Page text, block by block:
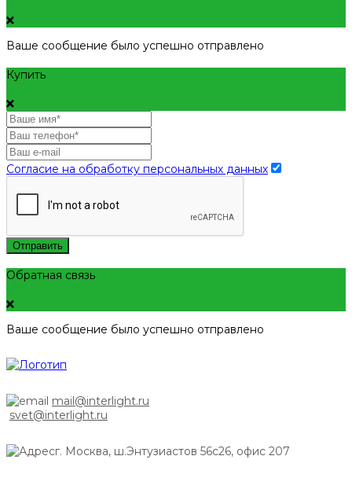
Ваше сообщение было успешно отправлено
Купить
Согласие на обработку персональных данных
Отправить
Обратная связь
Ваше сообщение было успешно отправлено
mail@interlight.ru
svet@interlight.ru
г. Москва, ш.Энтузиастов 56с26, офис 207